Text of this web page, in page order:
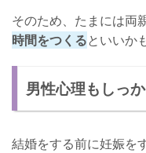
そのため、たまには両
時間をつくるといいか
男性心理もしっ
結婚をする前に妊娠を